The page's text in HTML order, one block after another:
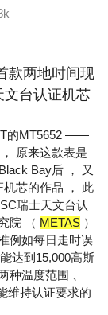
款两地时间现
台认证机芯
的MT5652 ——
原来这款表是
Bay后 ， 又
芯的作品 ， 此
瑞士天文台认
院 （ METAS ）
例如每日走时误
达到15,000高斯
种温度范围 、
维持认证要求的